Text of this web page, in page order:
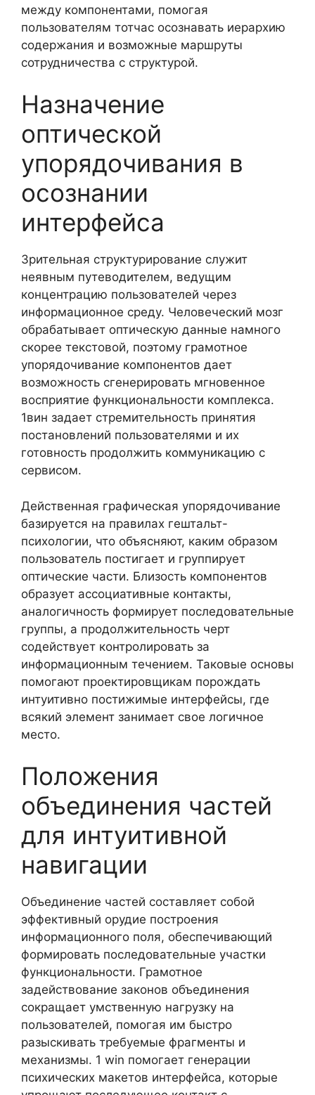
между компонентами, помогая
пользователям тотчас осознавать иерархию
содержания и возможные маршруты
сотрудничества с структурой.
Назначение
оптической
упорядочивания в
осознании
интерфейса
Зрительная структурирование служит
неявным путеводителем, ведущим
концентрацию пользователей через
информационное среду. Человеческий мозг
обрабатывает оптическую данные намного
скорее текстовой, поэтому грамотное
упорядочивание компонентов дает
возможность сгенерировать мгновенное
восприятие функциональности комплекса.
1вин задает стремительность принятия
постановлений пользователями и их
готовность продолжить коммуникацию с
сервисом.
Действенная графическая упорядочивание
базируется на правилах гештальт-
психологии, что объясняют, каким образом
пользователь постигает и группирует
оптические части. Близость компонентов
образует ассоциативные контакты,
аналогичность формирует последовательные
группы, а продолжительность черт
содействует контролировать за
информационным течением. Таковые основы
помогают проектировщикам порождать
интуитивно постижимые интерфейсы, где
всякий элемент занимает свое логичное
место.
Положения
объединения частей
для интуитивной
навигации
Объединение частей составляет собой
эффективный орудие построения
информационного поля, обеспечивающий
формировать последовательные участки
функциональности. Грамотное
задействование законов объединения
сокращает умственную нагрузку на
пользователей, помогая им быстро
разыскивать требуемые фрагменты и
механизмы. 1 win помогает генерации
психических макетов интерфейса, которые